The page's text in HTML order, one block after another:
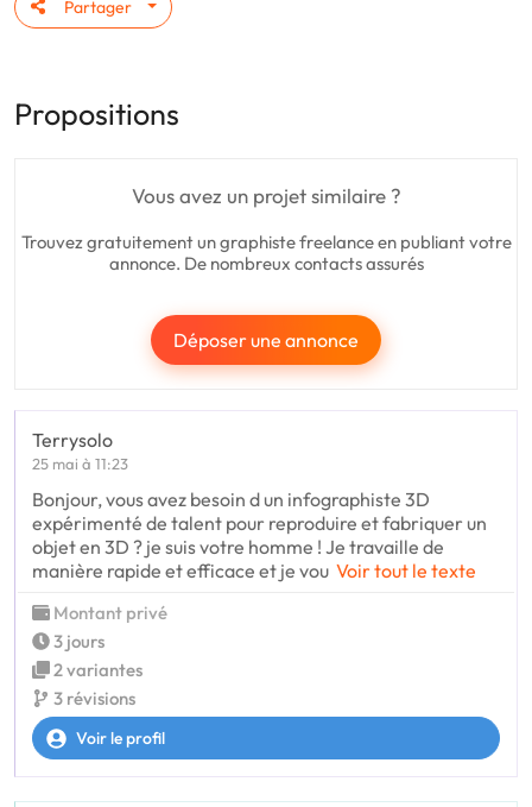
Partager
Propositions
Vous avez un projet similaire ?
Trouvez gratuitement un graphiste freelance en publiant votre
annonce. De nombreux contacts assurés
Déposer une annonce
Terrysolo
25 mai à 11:23
Bonjour, vous avez besoin d un infographiste 3D
expérimenté de talent pour reproduire et fabriquer un
objet en 3D ? je suis votre homme ! Je travaille de
manière rapide et efficace et je vou Voir tout le texte
Montant privé
3 jours
2 variantes
3 révisions
Voir le profil